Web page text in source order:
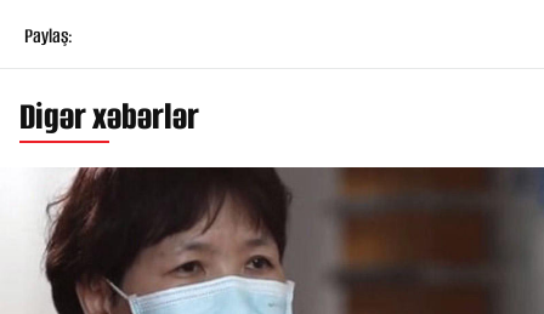
Paylaş:
Digər xəbərlər